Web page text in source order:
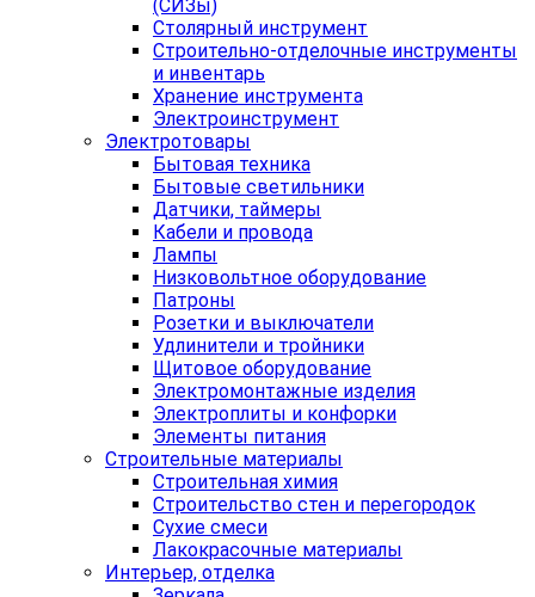
(СИЗы)
Столярный инструмент
Строительно-отделочные инструменты
и инвентарь
Хранение инструмента
Электроинструмент
Электротовары
Бытовая техника
Бытовые светильники
Датчики, таймеры
Кабели и провода
Лампы
Низковольтное оборудование
Патроны
Розетки и выключатели
Удлинители и тройники
Щитовое оборудование
Электромонтажные изделия
Электроплиты и конфорки
Элементы питания
Строительные материалы
Строительная химия
Строительство стен и перегородок
Сухие смеси
Лакокрасочные материалы
Интерьер, отделка